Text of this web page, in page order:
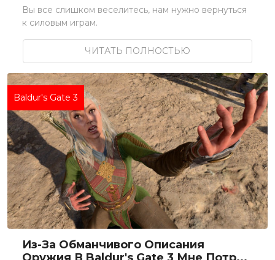
Вы все слишком веселитесь, нам нужно вернуться
к силовым играм.
ЧИТАТЬ ПОЛНОСТЬЮ
Baldur's Gate 3
Из-За Обманчивого Описания